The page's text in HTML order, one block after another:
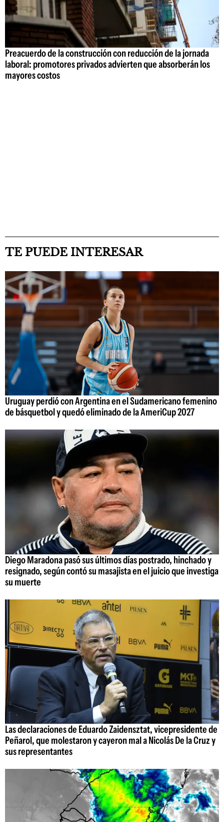
Preacuerdo de la construcción con reducción de la jornada
laboral: promotores privados advierten que absorberán los
mayores costos
TE PUEDE INTERESAR
Uruguay perdió con Argentina en el Sudamericano femenino
de básquetbol y quedó eliminado de la AmeriCup 2027
Diego Maradona pasó sus últimos días postrado, hinchado y
resignado, según contó su masajista en el juicio que investiga
su muerte
Las declaraciones de Eduardo Zaidensztat, vicepresidente de
Peñarol, que molestaron y cayeron mal a Nicolás De la Cruz y
sus representantes